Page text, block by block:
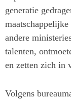
generatie
maatschappelijke
andere
talenten,
en zetten zich in
Volgens